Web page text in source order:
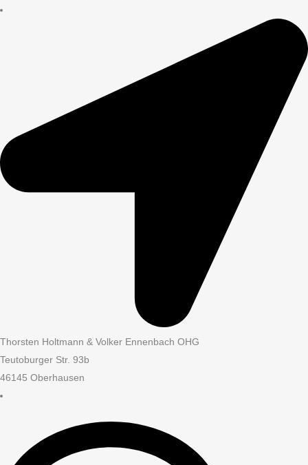
Thorsten Holtmann & Volker Ennenbach OHG
Teutoburger Str. 93b
46145 Oberhausen